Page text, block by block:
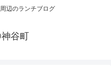
辺のランチブログ
谷町